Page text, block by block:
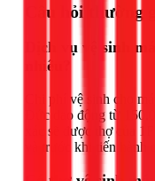
Câu hỏi thường
Dịch vụ vệ sinh
nhiêu?
Chi phí vệ sinh cho
Đức dao động từ
xác sẽ được thợ của
và trước khi tiến hành